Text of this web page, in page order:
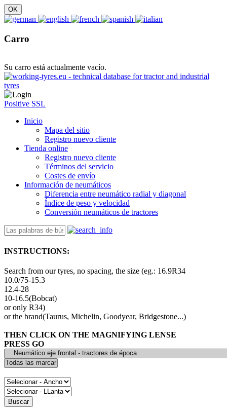
Carro
Su carro está actualmente vacío.
Positive SSL
Inicio
Mapa del sitio
Registro nuevo cliente
Tienda online
Registro nuevo cliente
Términos del servicio
Costes de envío
Información de neumáticos
Diferencia entre neumático radial y diagonal
Índice de peso y velocidad
Conversión neumáticos de tractores
INSTRUCTIONS:
Search from our tyres, no spacing, the size (eg.: 16.9R34
10.0/75-15.3
12.4-28
10-16.5(Bobcat)
or only R34)
or the brand(Taurus, Michelin, Goodyear, Bridgestone...)
THEN CLICK ON THE MAGNIFYING LENSE
PRESS GO